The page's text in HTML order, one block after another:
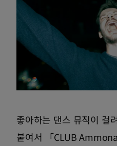
좋아하는 댄스 뮤직이 걸
붙여서 「CLUB